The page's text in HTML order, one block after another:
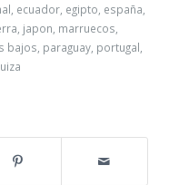
ecuador, egipto españa
japon marruecos
bajos paraguay, portugal